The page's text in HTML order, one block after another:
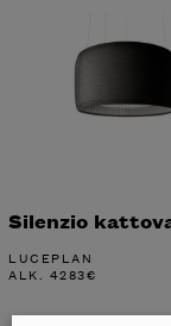
Silenzio
LUCEPLAN
ALK. 4283€